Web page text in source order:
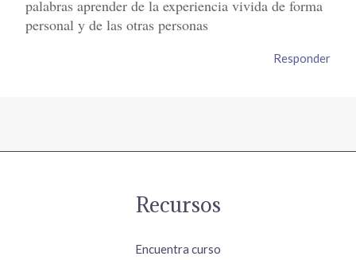
palabras aprender de la experiencia vivida de forma
personal y de las otras personas
Responder
Recursos
Encuentra curso